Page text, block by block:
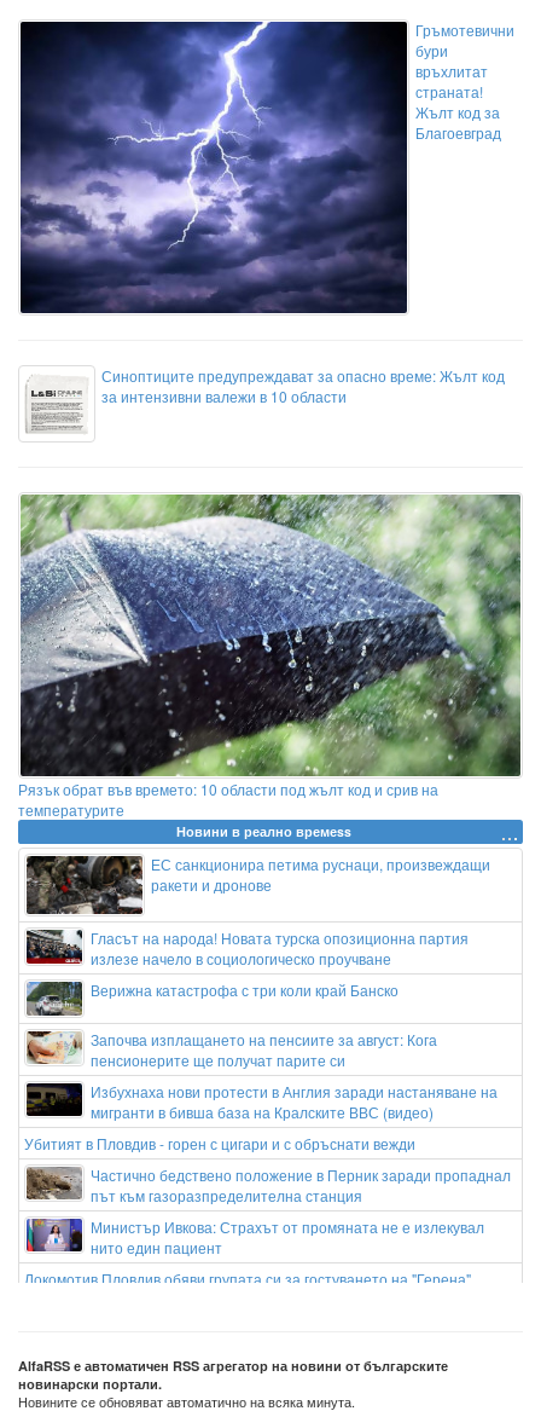
Гръмотевични
бури
връхлитат
страната!
Жълт код за
Благоевград
Синоптиците предупреждават за опасно време: Жълт код
за интензивни валежи в 10 области
Рязък обрат във времето: 10 области под жълт код и срив на
температурите
Новини в реално времеss
ЕС санкционира петима руснаци, произвеждащи
ракети и дронове
Гласът на народа! Новата турска опозиционна партия
излезе начело в социологическо проучване
Верижна катастрофа с три коли край Банско
Започва изплащането на пенсиите за август: Кога
пенсионерите ще получат парите си
Избухнаха нови протести в Англия заради настаняване на
мигранти в бивша база на Кралските ВВС (видео)
Убитият в Пловдив - горен с цигари и с обръснати вежди
Частично бедствено положение в Перник заради пропаднал
път към газоразпределителна станция
Министър Ивкова: Страхът от промяната не е излекувал
нито един пациент
Локомотив Пловдив обяви групата си за гостуването на "Герена"
AlfaRSS е автоматичен RSS агрегатор на новини от българските
новинарски портали.
Новините се обновяват автоматично на всяка минута.